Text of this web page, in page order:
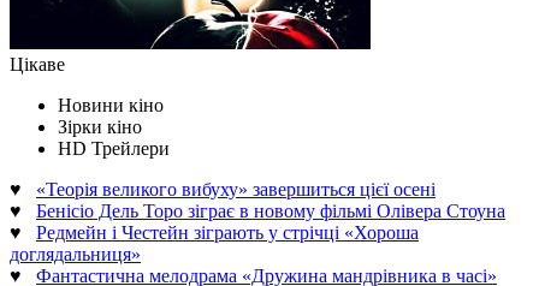
Цікаве
Новини кіно
Зірки кіно
HD Трейлери
♥ «Теорія великого вибуху» завершиться цієї осені
♥ Бенісіо Дель Торо зіграє в новому фільмі Олівера Стоуна
♥ Редмейн і Честейн зіграють у стрічці «Хороша
доглядальниця»
♥ Фантастична мелодрама «Дружина мандрівника в часі»